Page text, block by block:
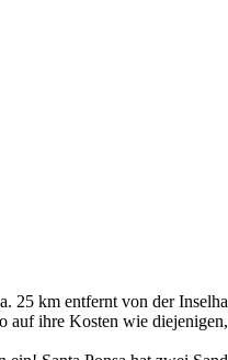
km entfernt von der
ihre Kosten wie